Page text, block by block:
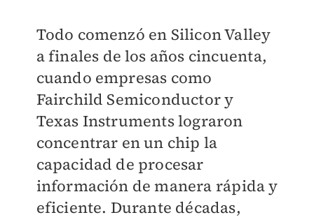
Todo comenzó en Silicon Valley
a finales de los años cincuenta,
cuando empresas como
Fairchild Semiconductor y
Texas Instruments lograron
concentrar en un chip la
capacidad de procesar
información de manera rápida y
eficiente. Durante décadas,